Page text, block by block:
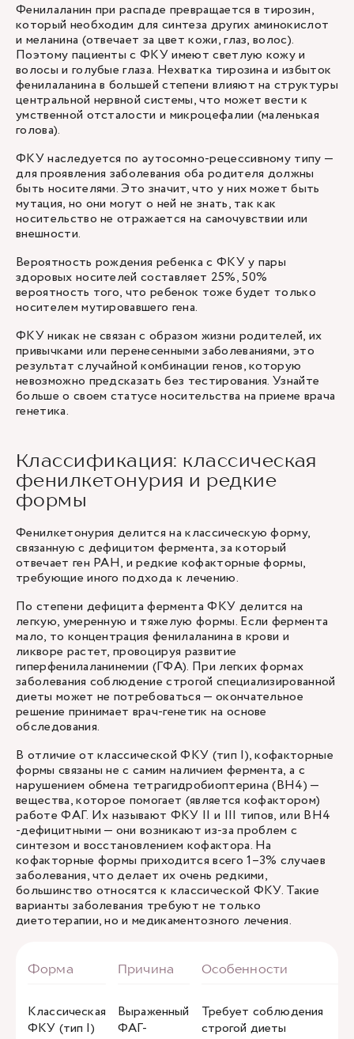
Фенилаланин при распаде превращается в тирозин,
который необходим для синтеза других аминокислот
и меланина (отвечает за цвет кожи, глаз, волос).
Поэтому пациенты с ФКУ имеют светлую кожу и
волосы и голубые глаза. Нехватка тирозина и избыток
фенилаланина в большей степени влияют на структуры
центральной нервной системы, что может вести к
умственной отсталости и микроцефалии (маленькая
голова).
ФКУ наследуется по аутосомно-рецессивному типу —
для проявления заболевания оба родителя должны
быть носителями. Это значит, что у них может быть
мутация, но они могут о ней не знать, так как
носительство не отражается на самочувствии или
внешности.
Вероятность рождения ребенка с ФКУ у пары
здоровых носителей составляет 25%, 50%
вероятность того, что ребенок тоже будет только
носителем мутировавшего гена.
ФКУ никак не связан с образом жизни родителей, их
привычками или перенесенными заболеваниями, это
результат случайной комбинации генов, которую
невозможно предсказать без тестирования. Узнайте
больше о своем статусе носительства на приеме врача
генетика.
Классификация: классическая
фенилкетонурия и редкие
формы
Фенилкетонурия делится на классическую форму,
связанную с дефицитом фермента, за который
отвечает ген PAH, и редкие кофакторные формы,
требующие иного подхода к лечению.
По степени дефицита фермента ФКУ делится на
легкую, умеренную и тяжелую формы. Если фермента
мало, то концентрация фенилаланина в крови и
ликворе растет, провоцируя развитие
гиперфенилаланинемии (ГФА). При легких формах
заболевания соблюдение строгой специализированной
диеты может не потребоваться — окончательное
решение принимает врач-генетик на основе
обследования.
В отличие от классической ФКУ (тип I), кофакторные
формы связаны не с самим наличием фермента, а с
нарушением обмена тетрагидробиоптерина (BH4) —
вещества, которое помогает (является кофактором)
работе ФАГ. Их называют ФКУ II и III типов, или BH4
-дефицитными — они возникают из-за проблем с
синтезом и восстановлением кофактора. На
кофакторные формы приходится всего 1–3% случаев
заболевания, что делает их очень редкими,
большинство относятся к классической ФКУ. Такие
варианты заболевания требуют не только
диетотерапии, но и медикаментозного лечения.
Классическая
ФКУ (тип I)
Выраженный
ФАГ-
Требует соблюдения
строгой диеты